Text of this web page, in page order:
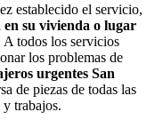
establecido el servicio,
su vivienda o lugar
A todos los servicios
los problemas de
urgentes San
de piezas de todas las
y trabajos.